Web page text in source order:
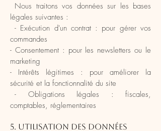
Nous traitons vos données sur les bases
légales suivantes :
- Exécution d'un contrat : pour gérer vos
commandes
- Consentement : pour les newsletters ou le
marketing
- Intérêts légitimes : pour améliorer la
sécurité et la fonctionnalité du site
- Obligations légales : fiscales,
comptables, réglementaires
5. Utilisation des données